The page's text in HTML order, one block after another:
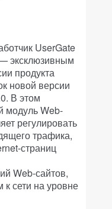
UserGate
эксклюзивным
продукта
новой версии
В этом
модуль Web-
регулировать
трафика,
страниц
Web-сайтов,
к сети на уровне